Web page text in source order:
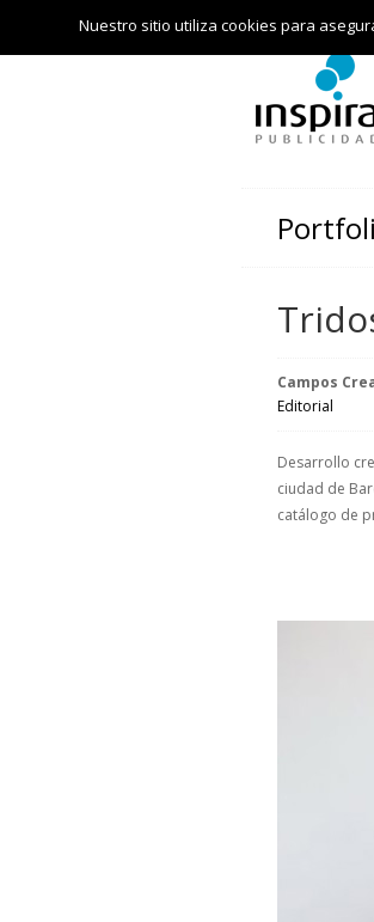
Campos
Editorial
Desarrollo
ciudad de
catálogo de
Nuestro sitio utiliza cookies para